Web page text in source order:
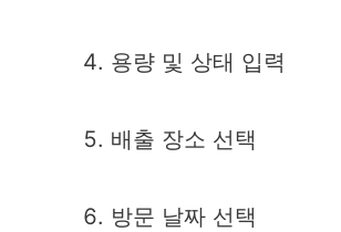
용량 및 상태 입력
배출 장소 선택
방문 날짜 선택